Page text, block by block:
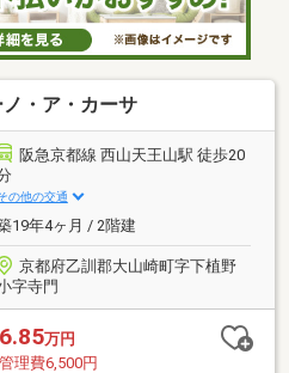
・ア・カーサ
阪急京都線 西山天王山駅 徒歩20
の他の交通
19年4ヶ月 / 2階建
京都府乙訓郡大山崎町字下植野
字寺門
6.85万円
管理費6,500円